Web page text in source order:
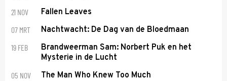
21 NOV Fallen Leaves
07 MRT Nachtwacht: De Dag van de Bloedmaan
19 FEB
Brandweerman Sam: Norbert Puk en het
Mysterie in de Lucht
05 NOV The Man Who Knew Too Much